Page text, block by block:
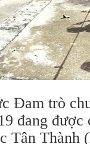
Đam trò
đang được
Tân Thành